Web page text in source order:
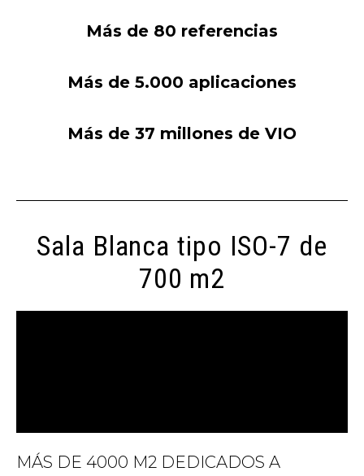
Más de 80 referencias
Más de 5.000 aplicaciones
Más de 37 millones de VIO
Sala Blanca tipo ISO-7 de
700 m2
MÁS DE 4000 M2 DEDICADOS A